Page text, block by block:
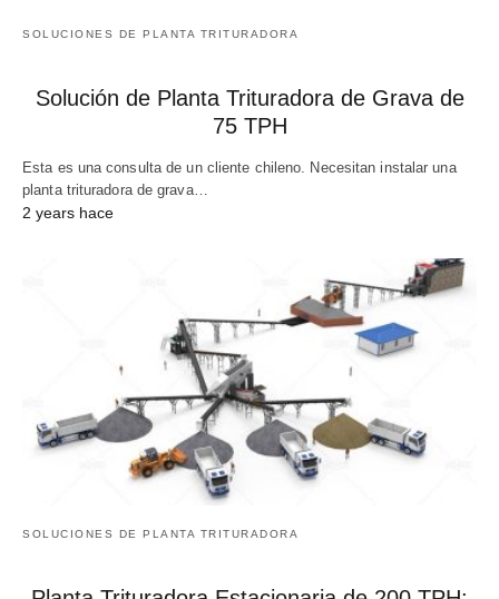
SOLUCIONES DE PLANTA TRITURADORA
Solución de Planta Trituradora de Grava de
75 TPH
Esta es una consulta de un cliente chileno. Necesitan instalar una
planta trituradora de grava…
2 years hace
SOLUCIONES DE PLANTA TRITURADORA